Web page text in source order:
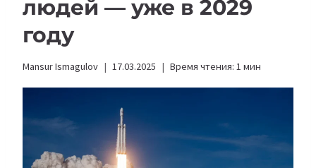
людей — уже в 2029
году
Mansur Ismagulov 17.03.2025 Время чтения: 1 мин